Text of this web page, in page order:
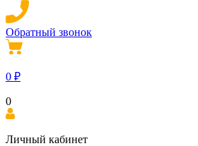
Обратный звонок
0 ₽
0
Личный кабинет